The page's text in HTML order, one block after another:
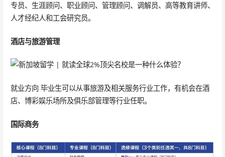
专员、生涯顾问、职业顾问、管理顾问、调解员、高等教育讲师、
人才经纪人和工会研究员。
酒店与旅游管理
就业方向 毕业生可以从事旅游及相关服务行业工作，有机会在酒
店、博彩娱乐场所及俱乐部管理等行业任职。
国际商务